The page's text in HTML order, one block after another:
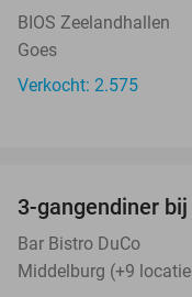
BIOS Zeelandhallen
Goes
Verkocht: 2.575
3-gangendiner
Bar Bistro DuCo
Middelburg (+9